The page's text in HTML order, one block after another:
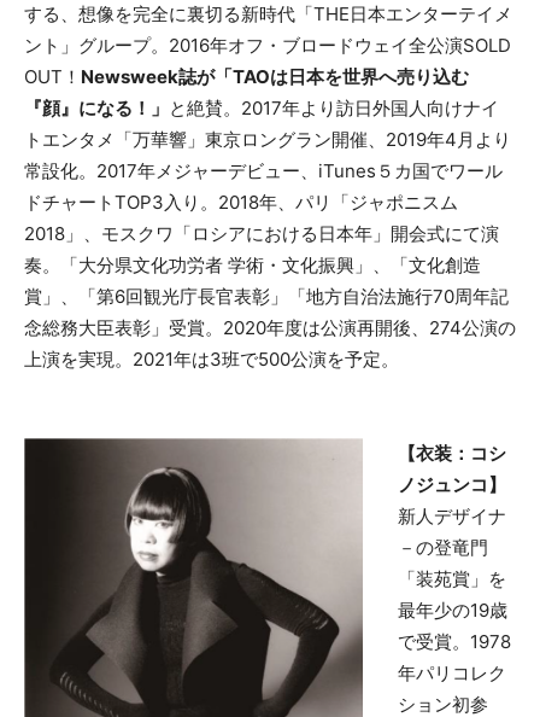
する、想像を完全に裏切る新時代「THE日本エンターテイメ
ント」グループ。2016年オフ・ブロードウェイ全公演SOLD
OUT！ Newsweek誌が「TAOは日本を世界へ売り込む
『顔』になる！」 と絶賛。2017年より訪日外国人向けナイ
トエンタメ「万華響」東京ロングラン開催、2019年4月より
常設化。2017年メジャーデビュー、iTunes５カ国でワール
ドチャートTOP3入り。2018年、パリ「ジャポニスム
2018」、モスクワ「ロシアにおける日本年」開会式にて演
奏。「大分県文化功労者 学術・文化振興」、「文化創造
賞」、「第6回観光庁長官表彰」「地方自治法施行70周年記
念総務大臣表彰」受賞。2020年度は公演再開後、274公演の
上演を実現。2021年は3班で500公演を予定。
【衣装：コシ
ノジュンコ】
新人デザイナ
－の登竜門
「装苑賞」を
最年少の19歳
で受賞。1978
年パリコレク
ション初参